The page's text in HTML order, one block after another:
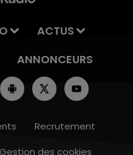
ACTUS
ANNONCEURS
Recrutement
Gestion des cookies